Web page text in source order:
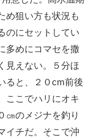
め狙い方も状況も
のにセットしてい
多めにコマセを撒
見えない。５分ほ
ると、２０cm前後
ここでハリにオキ
㎝のメジナを釣り
イチだ。そこで沖